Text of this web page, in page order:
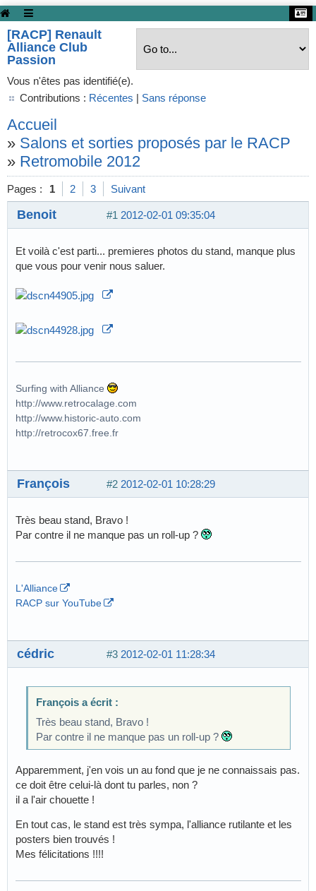
[RACP] Renault
Alliance Club
Passion
Vous n'êtes pas identifié(e).
Contributions : Récentes | Sans réponse
Accueil
» Salons et sorties proposés par le RACP
» Retromobile 2012
Pages : 1 2 3 Suivant
#1 2012-02-01 09:35:04
Benoit
Et voilà c'est parti... premieres photos du stand, manque plus
que vous pour venir nous saluer.
Surfing with Alliance
http://www.retrocalage.com
http://www.historic-auto.com
http://retrocox67.free.fr
#2 2012-02-01 10:28:29
François
Très beau stand, Bravo !
Par contre il ne manque pas un roll-up ?
L'Alliance
RACP sur YouTube
#3 2012-02-01 11:28:34
cédric
François a écrit :
Très beau stand, Bravo !
Par contre il ne manque pas un roll-up ?
Apparemment, j'en vois un au fond que je ne connaissais pas.
ce doit être celui-là dont tu parles, non ?
il a l'air chouette !
En tout cas, le stand est très sympa, l'alliance rutilante et les
posters bien trouvés !
Mes félicitations !!!!